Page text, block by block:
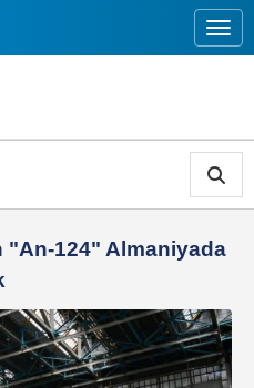
"An-124" Almaniyada